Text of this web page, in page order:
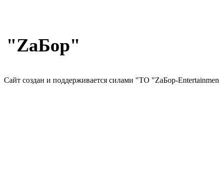
"ZaБор"
Сайт создан и поддерживается силами "ТО "ZаБор-